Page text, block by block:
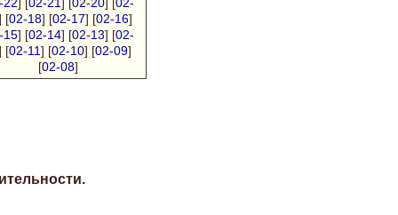
[02-18] [02-17] [02-16]
15] [02-14] [02-13] [02-
[02-11] [02-10] [02-09]
[02-08]